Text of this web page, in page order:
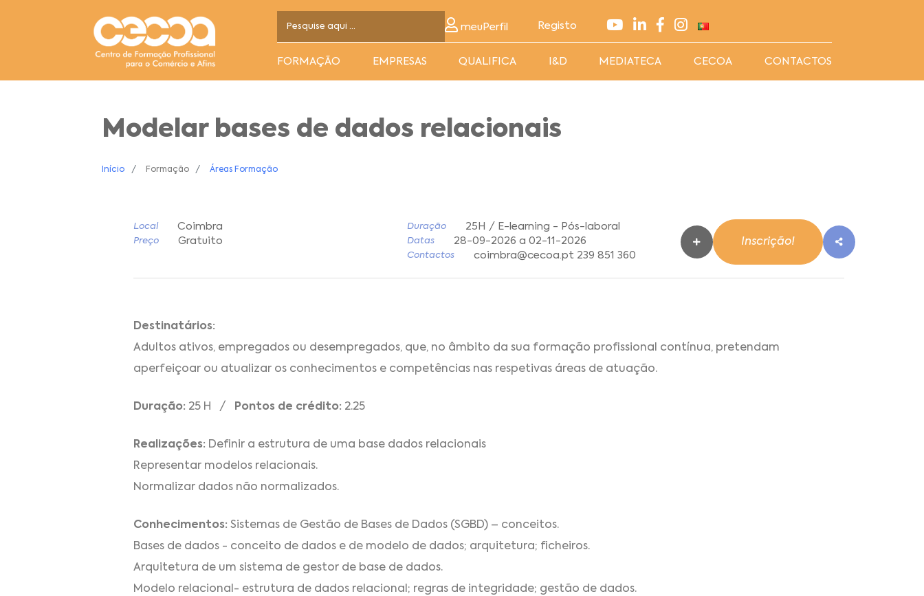
meuPerfil Registo
FORMAÇÃO EMPRESAS QUALIFICA I&D MEDIATECA CECOA CONTACTOS
Modelar bases de dados relacionais
Início Formação Áreas Formação
Local Coimbra Duração 25H / E-learning - Pós-laboral
Preço Gratuito Datas 28-09-2026 a 02-11-2026
Contactos coimbra@cecoa.pt 239 851 360
Inscrição!
Destinatários:
Adultos ativos, empregados ou desempregados, que, no âmbito da sua formação profissional contínua, pretendam
aperfeiçoar ou atualizar os conhecimentos e competências nas respetivas áreas de atuação.
Duração: 25 H / Pontos de crédito: 2.25
Realizações: Definir a estrutura de uma base dados relacionais
Representar modelos relacionais.
Normalizar dados não normalizados.
Conhecimentos: Sistemas de Gestão de Bases de Dados (SGBD) – conceitos.
Bases de dados - conceito de dados e de modelo de dados; arquitetura; ficheiros.
Arquitetura de um sistema de gestor de base de dados.
Modelo relacional- estrutura de dados relacional; regras de integridade; gestão de dados.